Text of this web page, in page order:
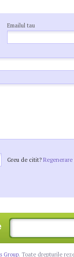
Emailul tau
Greu de citit?
Group. Toate drepturile